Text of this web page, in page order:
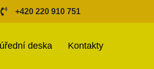
+420 220 910 751
deska Kontakty